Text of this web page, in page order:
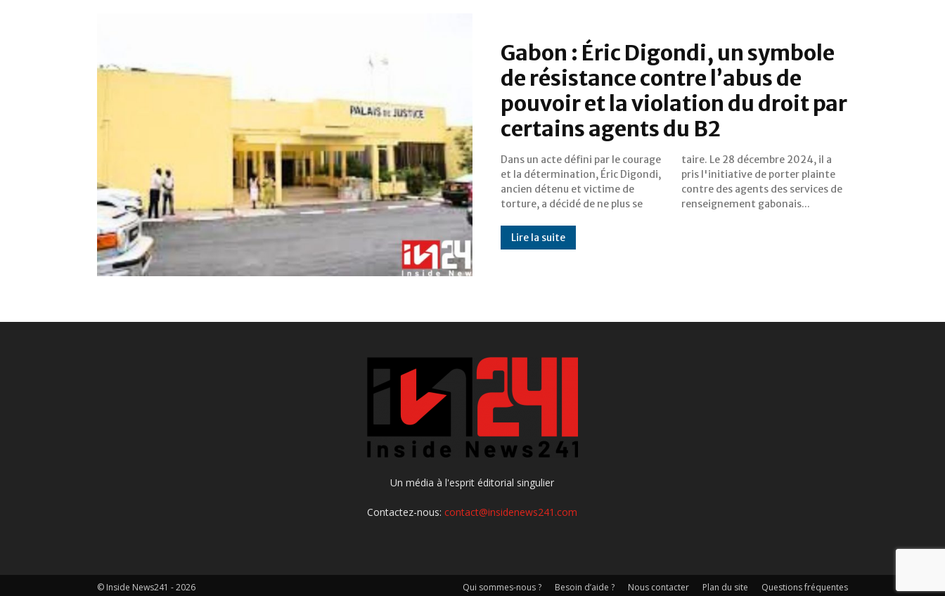
Gabon : Éric Digondi, un symbole
de résistance contre l’abus de
pouvoir et la violation du droit par
certains agents du B2
Dans un acte défini par le courage
et la détermination, Éric Digondi,
ancien détenu et victime de
torture, a décidé de ne plus se
taire. Le 28 décembre 2024, il a
pris l'initiative de porter plainte
contre des agents des services de
renseignement gabonais...
Lire la suite
Un média à l'esprit éditorial singulier
Contactez-nous:contact@insidenews241.com
Qui sommes-nous ? Besoin d’aide ? Nous contacter Plan du site Questions fréquentes
© Inside News241 - 2026